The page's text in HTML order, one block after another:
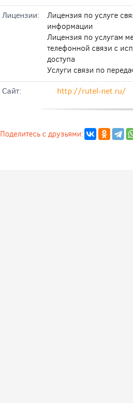
Лицензии:
Лицензия по услуге
информации
Лицензия по услугам
телефонной связи с
доступа
Услуги связи по
Cайт:
http://rutel-net.ru/
Поделитесь с друзьями: